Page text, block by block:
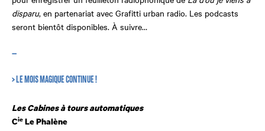
disparu, en partenariat avec Grafitti urban radio. Les podcasts
seront bientôt disponibles. À suivre…
—
> LE MOIS MAGIQUE CONTINUE !
Les Cabines à tours automatiques
Cie Le Phalène